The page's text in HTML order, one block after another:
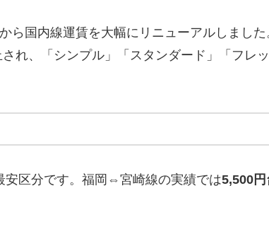
ら国内線運賃を大幅にリニューアルしまし
れ、「シンプル」「スタンダード」「フレ
安区分です。福岡⇔宮崎線の実績では5,500